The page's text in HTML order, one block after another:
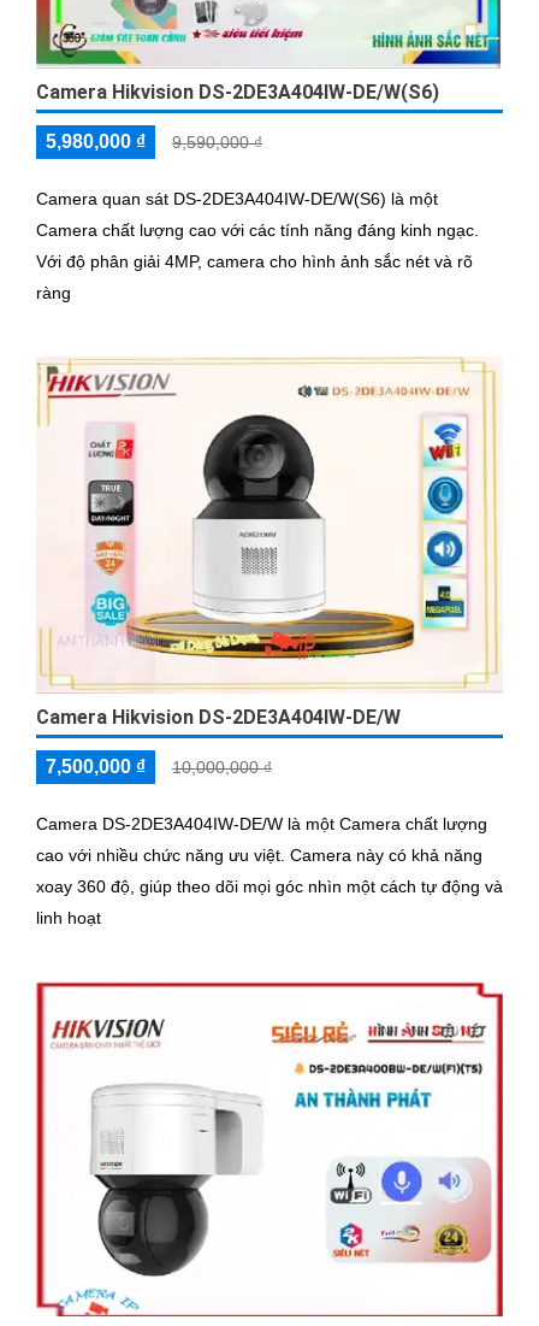
Camera Hikvision DS-2DE3A404IW-DE/W(S6)
5,980,000 ₫ 9,590,000 ₫
Camera quan sát DS-2DE3A404IW-DE/W(S6) là một
Camera chất lượng cao với các tính năng đáng kinh ngạc.
Với độ phân giải 4MP, camera cho hình ảnh sắc nét và rõ
ràng
Camera Hikvision DS-2DE3A404IW-DE/W
7,500,000 ₫ 10,000,000 ₫
Camera DS-2DE3A404IW-DE/W là một Camera chất lượng
cao với nhiều chức năng ưu việt. Camera này có khả năng
xoay 360 độ, giúp theo dõi mọi góc nhìn một cách tự động và
linh hoạt